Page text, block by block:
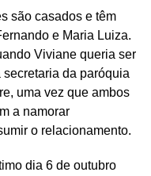
são casados e têm
e Maria Luiza.
Viviane queria ser
da paróquia
uma vez que ambos
a namorar
o relacionamento.
dia 6 de outubro